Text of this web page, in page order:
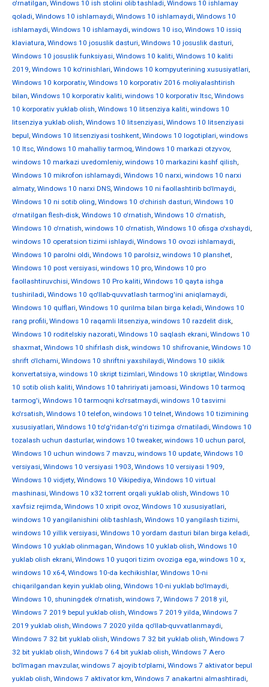
o'rnatilgan, Windows 10 ish stolini olib tashladi, Windows 10 ishlamay
qoladi, Windows 10 ishlamaydi, Windows 10 ishlamaydi, Windows 10
ishlamaydi, Windows 10 ishlamaydi, windows 10 iso, Windows 10 issiq
klaviatura, Windows 10 josuslik dasturi, Windows 10 josuslik dasturi,
Windows 10 josuslik funksiyasi, Windows 10 kaliti, Windows 10 kaliti
2019, Windows 10 ko'rinishlari, Windows 10 kompyuterining xususiyatlari,
Windows 10 korporativ, Windows 10 korporativ 2016 moliyalashtirish
bilan, Windows 10 korporativ kaliti, windows 10 korporativ ltsc, Windows
10 korporativ yuklab olish, Windows 10 litsenziya kaliti, windows 10
litsenziya yuklab olish, Windows 10 litsenziyasi, Windows 10 litsenziyasi
bepul, Windows 10 litsenziyasi toshkent, Windows 10 logotiplari, windows
10 ltsc, Windows 10 mahalliy tarmoq, Windows 10 markazi otzyvov,
windows 10 markazi uvedomleniy, windows 10 markazini kashf qilish,
Windows 10 mikrofon ishlamaydi, Windows 10 narxi, windows 10 narxi
almaty, Windows 10 narxi DNS, Windows 10 ni faollashtirib bo'lmaydi,
Windows 10 ni sotib oling, Windows 10 o'chirish dasturi, Windows 10
o'rnatilgan flesh-disk, Windows 10 o'rnatish, Windows 10 o'rnatish,
Windows 10 o'rnatish, windows 10 o'rnatish, Windows 10 ofisga o'xshaydi,
windows 10 operatsion tizimi ishlaydi, Windows 10 ovozi ishlamaydi,
Windows 10 parolni oldi, Windows 10 parolsiz, windows 10 planshet,
Windows 10 post versiyasi, windows 10 pro, Windows 10 pro
faollashtiruvchisi, Windows 10 Pro kaliti, Windows 10 qayta ishga
tushiriladi, Windows 10 qo'llab-quvvatlash tarmog'ini aniqlamaydi,
Windows 10 qulflari, Windows 10 qurilma bilan birga keladi, Windows 10
rang profili, Windows 10 raqamli litsenziya, windows 10 razdelit disk,
Windows 10 roditelskiy nazorati, Windows 10 saqlash ekrani, Windows 10
shaxmat, Windows 10 shifrlash disk, windows 10 shifrovanie, Windows 10
shrift o'lchami, Windows 10 shriftni yaxshilaydi, Windows 10 siklik
konvertatsiya, windows 10 skript tizimlari, Windows 10 skriptlar, Windows
10 sotib olish kaliti, Windows 10 tahririyati jamoasi, Windows 10 tarmoq
tarmog'i, Windows 10 tarmoqni ko'rsatmaydi, windows 10 tasvirni
ko'rsatish, Windows 10 telefon, windows 10 telnet, Windows 10 tizimining
xususiyatlari, Windows 10 to'g'ridan-to'g'ri tizimga o'rnatiladi, Windows 10
tozalash uchun dasturlar, windows 10 tweaker, windows 10 uchun parol,
Windows 10 uchun windows 7 mavzu, windows 10 update, Windows 10
versiyasi, Windows 10 versiyasi 1903, Windows 10 versiyasi 1909,
Windows 10 vidjety, Windows 10 Vikipediya, Windows 10 virtual
mashinasi, Windows 10 x32 torrent orqali yuklab olish, Windows 10
xavfsiz rejimda, Windows 10 xripit ovoz, Windows 10 xususiyatlari,
windows 10 yangilanishini olib tashlash, Windows 10 yangilash tizimi,
windows 10 yillik versiyasi, Windows 10 yordam dasturi bilan birga keladi,
Windows 10 yuklab olinmagan, Windows 10 yuklab olish, Windows 10
yuklab olish ekrani, Windows 10 yuqori tizim ovoziga ega, windows 10 х,
windows 10 х64, Windows 10-da kechikishlar, Windows 10-ni
chiqarilgandan keyin yuklab oling, Windows 10-ni yuklab bo'lmaydi,
Windows 10, shuningdek o'rnatish, windows 7, Windows 7 2018 yil,
Windows 7 2019 bepul yuklab olish, Windows 7 2019 yilda, Windows 7
2019 yuklab olish, Windows 7 2020 yilda qo'llab-quvvatlanmaydi,
Windows 7 32 bit yuklab olish, Windows 7 32 bit yuklab olish, Windows 7
32 bit yuklab olish, Windows 7 64 bit yuklab olish, Windows 7 Aero
bo'lmagan mavzular, windows 7 ajoyib to'plami, Windows 7 aktivator bepul
yuklab olish, Windows 7 aktivator km, Windows 7 anakartni almashtiradi,